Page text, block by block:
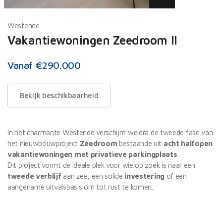
Westende
Vakantiewoningen Zeedroom II
Vanaf €290.000
Bekijk beschikbaarheid
In het charmante Westende verschijnt weldra de tweede fase van
het nieuwbouwproject Zeedroom bestaande uit acht halfopen
vakantiewoningen met privatieve parkingplaats
Dit project vormt de ideale plek voor wie op zoek is naar een
tweede verblijf aan zee, een solide investering of een
aangename uitvalsbasis om tot rust te komen.